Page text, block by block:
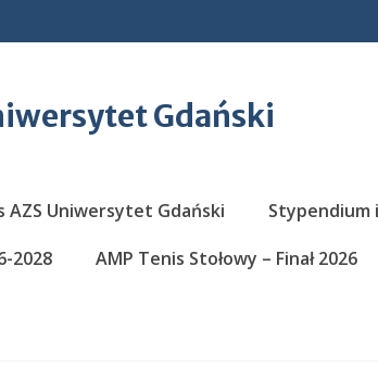
Gdański
AZS Uniwersytet Gdański Stypendium
2028
AMP Tenis Stołowy – Finał 2026